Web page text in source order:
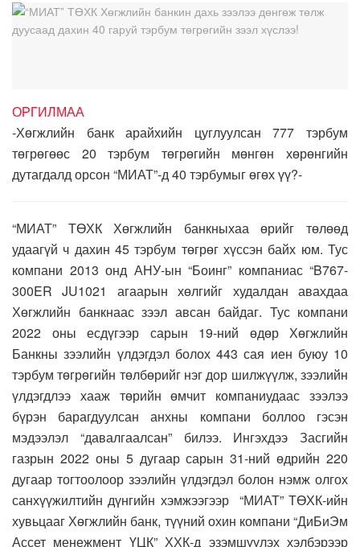
ОРГИЛМАА
-Хөгжлийн банк арайхийн цуглуулсан 777 тэрбум
төгрөгөөс 20 тэрбум төгрөгийн мөнгөн хөрөнгийн
дутагдалд орсон “МИАТ”-д 40 тэрбумыг өгөх үү?-
“МИАТ” ТӨХК Хөгжлийн банкныхаа өрийг төлөөд
удаагүй ч дахин 45 тэрбум төгрөг хүссэн байх юм. Тус
компани 2013 онд АНУ-ын “Боинг” компаниас “B767-
300ER JU1021 агаарын хөлгийг худалдан авахдаа
Хөгжлийн банкнаас зээл авсан байдаг. Тус компани
2022 оны есдүгээр сарын 19-ний өдөр Хөгжлийн
Банкны зээлийн үлдэгдэл болох 443 сая иен буюу 10
тэрбум төгрөгийн төлбөрийг нэг дор шилжүүлж, зээлийн
үлдэгдлээ хааж төрийн өмчит компаниудаас зээлээ
бүрэн барагдуулсан анхны компани боллоо гэсэн
мэдээлэл “давалгаалсан” билээ. Ингэхдээ Засгийн
газрын 2022 оны 5 дугаар сарын 31-ний өдрийн 220
дугаар тогтоолоор зээлийн үлдэгдэл болон нэмж олгох
санхүүжилтийн дүнгийн хэмжээгээр “МИАТ” ТӨХК-ийн
хувьцааг Хөгжлийн банк, түүний охин компани “ДиБиЭм
Ассет менежмент ҮЦК” ХХК-д эзэмшүүлэх хэлбэрээр